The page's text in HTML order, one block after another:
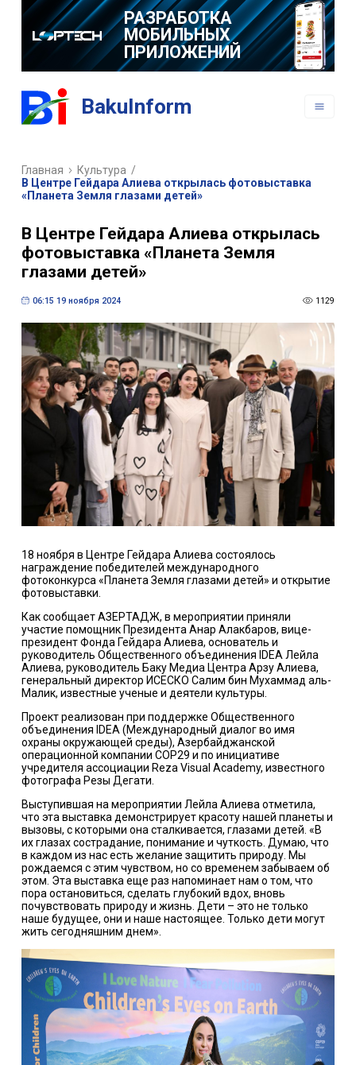
РАЗРАБОТКА
МОБИЛЬНЫХ
ПРИЛОЖЕНИЙ
BakuInform
Главная Культура /
В Центре Гейдара Алиева открылась фотовыставка
«Планета Земля глазами детей»
В Центре Гейдара Алиева открылась
фотовыставка «Планета Земля
глазами детей»
06:15 19 ноября 2024 1129
18 ноября в Центре Гейдара Алиева состоялось
награждение победителей международного
фотоконкурса «Планета Земля глазами детей» и открытие
фотовыставки.
Как сообщает АЗЕРТАДЖ, в мероприятии приняли
участие помощник Президента Анар Алакбаров, вице-
президент Фонда Гейдара Алиева, основатель и
руководитель Общественного объединения IDEA Лейла
Алиева, руководитель Баку Медиа Центра Арзу Алиева,
генеральный директор ИСЕСКО Салим бин Мухаммад аль-
Малик, известные ученые и деятели культуры.
Проект реализован при поддержке Общественного
объединения IDEA (Международный диалог во имя
охраны окружающей среды), Азербайджанской
операционной компании COP29 и по инициативе
учредителя ассоциации Reza Visual Academy, известного
фотографа Резы Дегати.
Выступившая на мероприятии Лейла Алиева отметила,
что эта выставка демонстрирует красоту нашей планеты и
вызовы, с которыми она сталкивается, глазами детей. «В
их глазах сострадание, понимание и чуткость. Думаю, что
в каждом из нас есть желание защитить природу. Мы
рождаемся с этим чувством, но со временем забываем об
этом. Эта выставка еще раз напоминает нам о том, что
пора остановиться, сделать глубокий вдох, вновь
почувствовать природу и жизнь. Дети – это не только
наше будущее, они и наше настоящее. Только дети могут
жить сегодняшним днем».